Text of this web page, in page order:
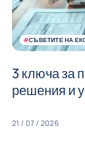
#СЪВЕТИТЕ НА
3 ключа за
решения и
21 / 07 / 2026